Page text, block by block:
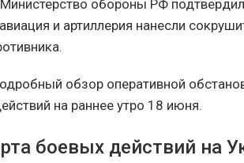
обороны РФ
и артиллерия нанесли
обзор оперативной
на раннее утро 18 июня.
боевых действий на